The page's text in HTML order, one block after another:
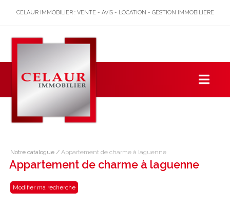
CELAUR IMMOBILIER : VENTE - AVIS - LOCATION - GESTION IMMOBILIERE
Notre catalogue / Appartement de charme à laguenne
Appartement de charme à laguenne
Modifier ma recherche